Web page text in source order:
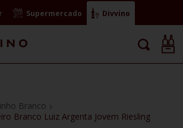
Supermercado Divvino
Branco
Branco Luiz Argenta Jovem Riesling